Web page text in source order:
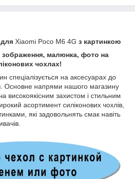
Xiaomi Poco M6 4G з картинкою
зображення, малюнка, фото на
чохлах!
спеціалізується на аксесуарах до
Основне напрями нашого магазину
високоякісним захистом і стильним
асортимент силіконових чохлів,
які задовольнять смак навіть
споживачів.